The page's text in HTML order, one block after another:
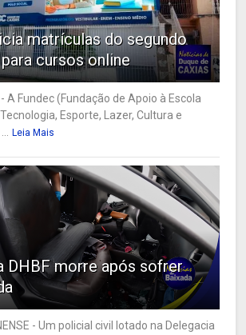
matrículas do segundo
cursos online
A Fundec (Fundação de Apoio à Escola
Esporte, Lazer, Cultura e
Leia Mais
DHBF morre após sofrer
- Um policial civil lotado na Delegacia